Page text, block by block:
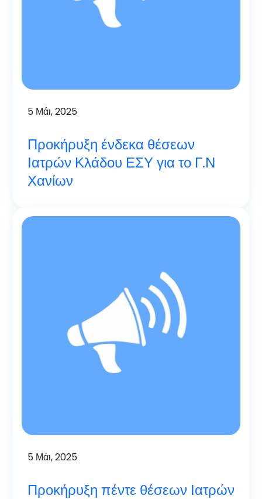
5 Μάι, 2025
Προκήρυξη ένδεκα θέσεων
Ιατρών Κλάδου ΕΣΥ για το Γ.Ν
Χανίων
5 Μάι, 2025
Προκήρυξη πέντε θέσεων Ιατρών